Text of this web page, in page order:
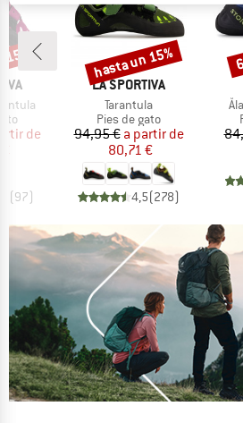
reducido
de
(97)
MARCA
LA SPORTIVA
Artículo
Tarantula
Product group
Pies de gato
Precio
94,95 € Precio reducido
a partir de
80,71 €
4,5(278)
Descuento
hasta un 15%